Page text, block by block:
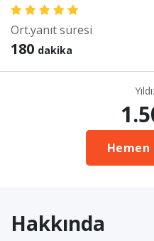
Ort.yanıt süresi
180 dakika
Hemen
Hakkında